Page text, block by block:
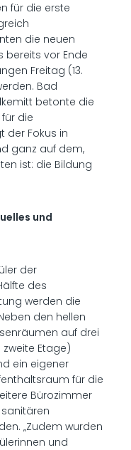
für die erste
die neuen
bereits vor Ende
Freitag (13.
Bad
betonte die
die
der Fokus in
ganz auf dem,
ist: die Bildung
und
der
des
werden die
den hellen
auf drei
Etage)
ein eigener
für die
Bürozimmer
„Zudem wurden
und